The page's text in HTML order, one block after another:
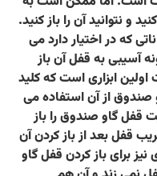
و نتوانید آن را باز کنید.
که در اختیار دارد می
آسیبی به قفل آن باز
ابزاری است که کلید
صندوق از آن استفاده می
قفل گاو صندوق را باز
قفل بعد از باز کردن آن
نیز برای باز کردن قفل گاو